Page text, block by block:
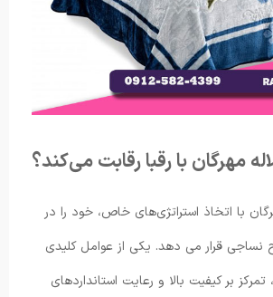
مهرگان با رقبا رقابت می‌کند؟
با اتخاذ استراتژی‌های خاص، خود را در
نساجی قرار می دهد. یکی از عوامل کلیدی
بر کیفیت بالا و رعایت استانداردهای